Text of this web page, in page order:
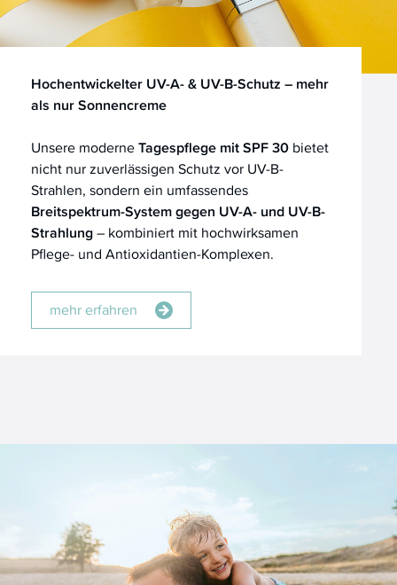
Hochentwickelter UV-A- & UV-B-Schutz – mehr
als nur Sonnencreme
Unsere moderneTagespflege mit SPF 30 bietet
nicht nur zuverlässigen Schutz vor UV-B-
Strahlen, sondern ein umfassendes
Breitspektrum-System gegen UV-A- und UV-B-
Strahlung– kombiniert mit hochwirksamen
Pflege- und Antioxidantien-Komplexen.
mehr erfahren